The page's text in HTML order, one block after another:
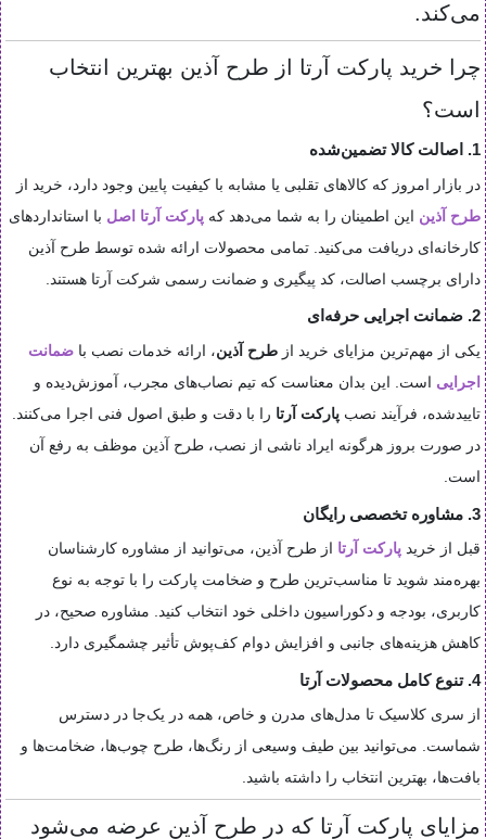
می‌کند.
چرا خرید پارکت آرتا از طرح آذین بهترین انتخاب
است؟
1. اصالت کالا تضمین‌شده
در بازار امروز که کالاهای تقلبی یا مشابه با کیفیت پایین وجود دارد، خرید از
طرح آذین این اطمینان را به شما می‌دهد که پارکت آرتا اصل با استانداردهای
کارخانه‌ای دریافت می‌کنید. تمامی محصولات ارائه شده توسط طرح آذین
دارای برچسب اصالت، کد پیگیری و ضمانت رسمی شرکت آرتا هستند.
2. ضمانت اجرایی حرفه‌ای
یکی از مهم‌ترین مزایای خرید از طرح آذین، ارائه خدمات نصب با ضمانت
اجرایی است. این بدان معناست که تیم نصاب‌های مجرب، آموزش‌دیده و
تاییدشده، فرآیند نصب پارکت آرتا را با دقت و طبق اصول فنی اجرا می‌کنند.
در صورت بروز هرگونه ایراد ناشی از نصب، طرح آذین موظف به رفع آن
است.
3. مشاوره تخصصی رایگان
قبل از خرید پارکت آرتا از طرح آذین، می‌توانید از مشاوره کارشناسان
بهره‌مند شوید تا مناسب‌ترین طرح و ضخامت پارکت را با توجه به نوع
کاربری، بودجه و دکوراسیون داخلی خود انتخاب کنید. مشاوره صحیح، در
کاهش هزینه‌های جانبی و افزایش دوام کف‌پوش تأثیر چشمگیری دارد.
4. تنوع کامل محصولات آرتا
از سری کلاسیک تا مدل‌های مدرن و خاص، همه در یک‌جا در دسترس
شماست. می‌توانید بین طیف وسیعی از رنگ‌ها، طرح چوب‌ها، ضخامت‌ها و
بافت‌ها، بهترین انتخاب را داشته باشید.
مزایای پارکت آرتا که در طرح آذین عرضه می‌شود